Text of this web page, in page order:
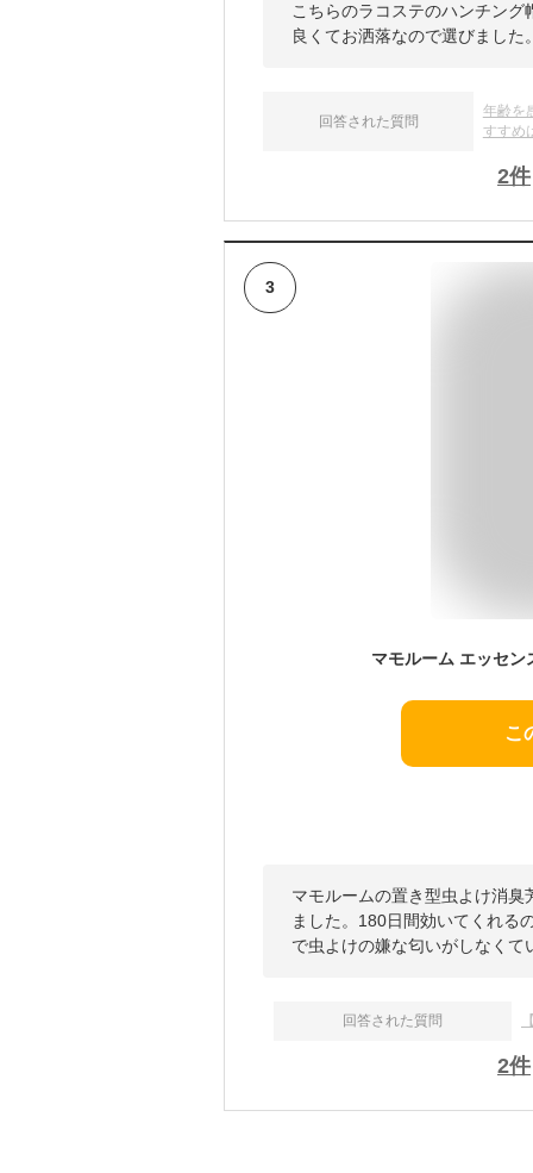
こちらのラコステのハンチン
良くてお洒落なので選びました
回答された質問
年齢を
すすめ
2件
3
こ
マモルームの置き型虫よけ消
ました。180日間効いてくれる
で虫よけの嫌な匂いがしなくて
回答された質問
2件